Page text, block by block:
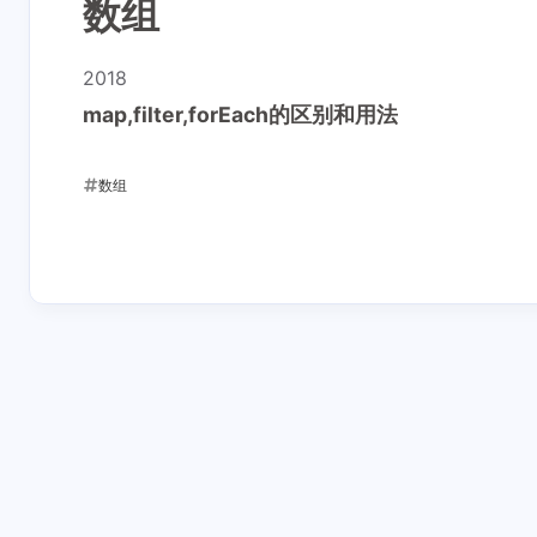
数组
2018
map,filter,forEach的区别和用法
数组